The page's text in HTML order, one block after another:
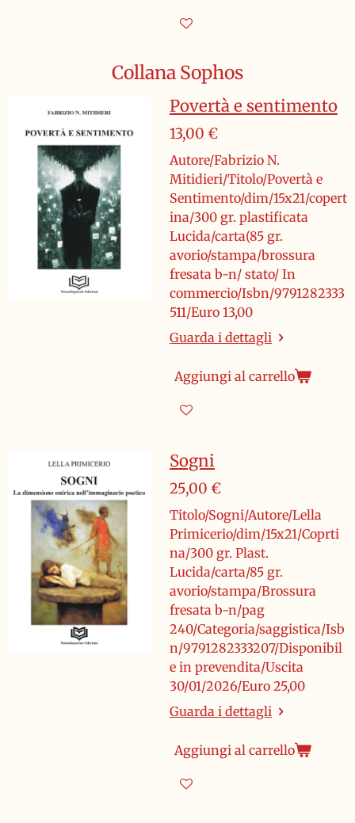
Collana Sophos
Povertà e sentimento
13,00 €
Autore/Fabrizio N.
Mitidieri/Titolo/Povertà e
Sentimento/dim/15x21/copert
ina/300 gr. plastificata
Lucida/carta(85 gr.
avorio/stampa/brossura
fresata b-n/ stato/ In
commercio/Isbn/9791282333
511/Euro 13,00
Guarda i dettagli
Aggiungi al carrello
Sogni
25,00 €
Titolo/Sogni/Autore/Lella
Primicerio/dim/15x21/Coprti
na/300 gr. Plast.
Lucida/carta/85 gr.
avorio/stampa/Brossura
fresata b-n/pag
240/Categoria/saggistica/Isb
n/9791282333207/Disponibil
e in prevendita/Uscita
30/01/2026/Euro 25,00
Guarda i dettagli
Aggiungi al carrello